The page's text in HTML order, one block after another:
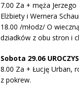
7.00 Za + męża
Elżbiety i Wernera
18.00 /młodz/ O
dziadków z obu stron i
Sobota 29.06
8.00 Za + Łucję Urban,
z pokrew.